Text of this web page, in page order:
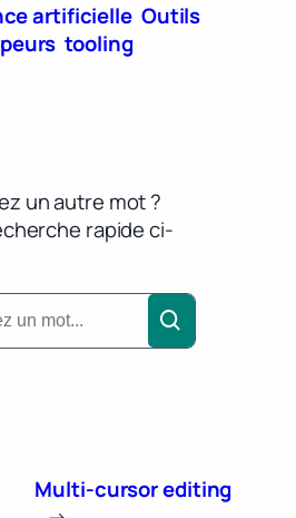
artificielle Outils
tooling
un autre mot ?
rapide ci-
Multi-cursor editing